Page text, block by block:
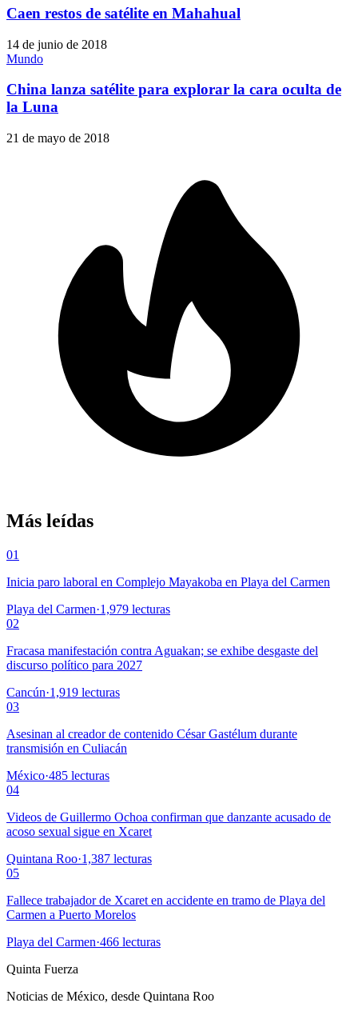
Caen restos de satélite en Mahahual
14 de junio de 2018
Mundo
China lanza satélite para explorar la cara oculta de
la Luna
21 de mayo de 2018
Más leídas
01
Inicia paro laboral en Complejo Mayakoba en Playa del Carmen
Playa del Carmen·1,979 lecturas
02
Fracasa manifestación contra Aguakan; se exhibe desgaste del
discurso político para 2027
Cancún·1,919 lecturas
03
Asesinan al creador de contenido César Gastélum durante
transmisión en Culiacán
México·485 lecturas
04
Videos de Guillermo Ochoa confirman que danzante acusado de
acoso sexual sigue en Xcaret
Quintana Roo·1,387 lecturas
05
Fallece trabajador de Xcaret en accidente en tramo de Playa del
Carmen a Puerto Morelos
Playa del Carmen·466 lecturas
Quinta Fuerza
Noticias de México, desde Quintana Roo